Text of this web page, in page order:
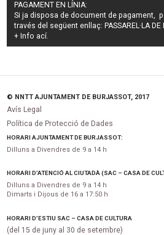
PAGAMENT EN LÍNIA:
Si ja disposa de document de pagament,
través del següent enllaç: PASSAREL·LA
+ Info ací.
© NNTT AJUNTAMENT DE BURJASSOT, 2017
Avís Legal
Política de Protecció de Dades
HORARI AJUNTAMENT DE BURJASSOT:
Dilluns a Divendres de 9 a 14 h
HORARI D’ATENCIÓ AL CIUTADÀ (SAC – CASA DE
Dilluns a Divendres de 9 a 14 h
Dimarts i Dijous de 16 a 17:50 h
HORARI D’ESTIU SAC – CASA DE CULTURA
(del 15 de juny al 30 de setembre)